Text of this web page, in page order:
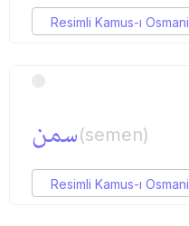
Resimli Kamus-ı Osmani
سمن(semen)
Resimli Kamus-ı Osmani